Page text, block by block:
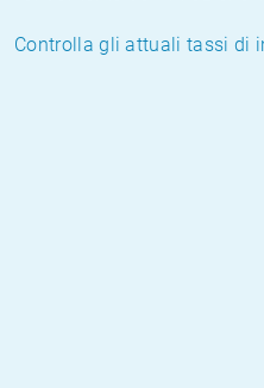
Controlla gli attuali tassi di